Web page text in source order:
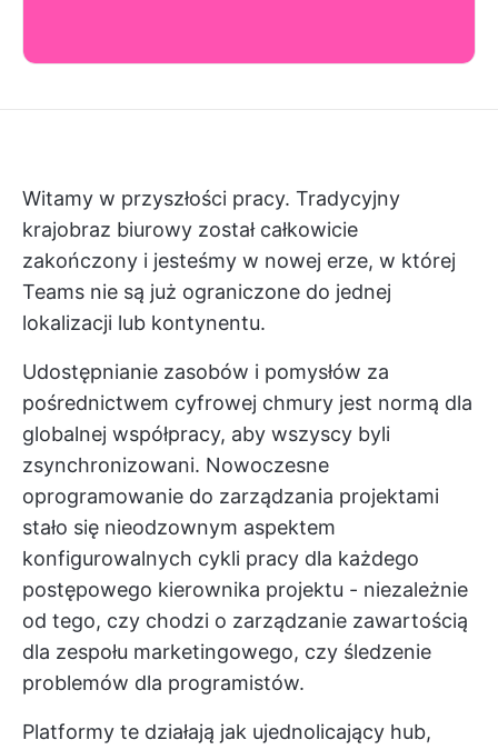
Witamy w przyszłości pracy. Tradycyjny
krajobraz biurowy został całkowicie
zakończony i jesteśmy w nowej erze, w której
Teams nie są już ograniczone do jednej
lokalizacji lub kontynentu.
Udostępnianie zasobów i pomysłów za
pośrednictwem cyfrowej chmury jest normą dla
globalnej współpracy, aby wszyscy byli
zsynchronizowani. Nowoczesne
oprogramowanie do zarządzania projektami
stało się nieodzownym aspektem
konfigurowalnych cykli pracy dla każdego
postępowego kierownika projektu - niezależnie
od tego, czy chodzi o zarządzanie zawartością
dla zespołu marketingowego, czy śledzenie
problemów dla programistów.
Platformy te działają jak ujednolicający hub,